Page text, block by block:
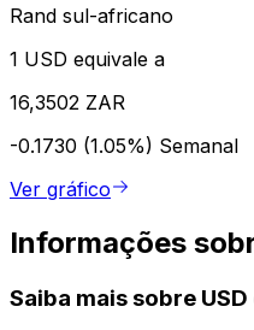
Rand sul-africano
1 USD equivale a
16,3502 ZAR
-0.1730 (1.05%) Semanal
Ver gráfico
Informações
Saiba mais sobre USD